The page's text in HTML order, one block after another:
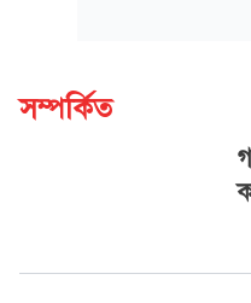
সম্পর্কিত